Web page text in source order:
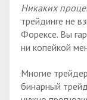
Никаких
трейдинге не
Форексе. Вы
ни копейкой
Многие
бинарный